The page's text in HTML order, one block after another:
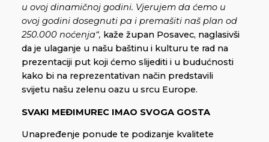
u ovoj dinamičnoj godini. Vjerujem da ćemo u
ovoj godini dosegnuti pa i premašiti naš plan od
250.000 noćenja“, kaže župan Posavec, naglasivši
da je ulaganje u našu baštinu i kulturu te rad na
prezentaciji put koji ćemo slijediti i u budućnosti
kako bi na reprezentativan način predstavili
svijetu našu zelenu oazu u srcu Europe.
SVAKI MEĐIMUREC IMAO SVOGA GOSTA
Unapređenje ponude te podizanje kvalitete